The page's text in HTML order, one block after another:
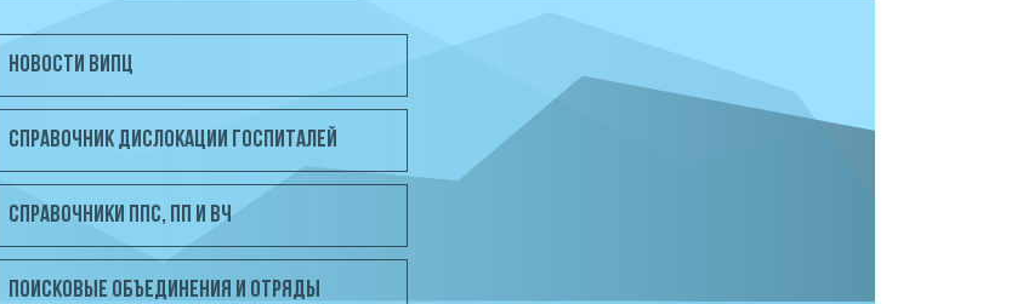
НОВОСТИ ВИПЦ
СПРАВОЧНИК ДИСЛОКАЦИИ ГОСПИТАЛЕЙ
СПРАВОЧНИКИ ППС, ПП и ВЧ
ПОИСКОВЫЕ ОБЪЕДИНЕНИЯ И ОТРЯДЫ